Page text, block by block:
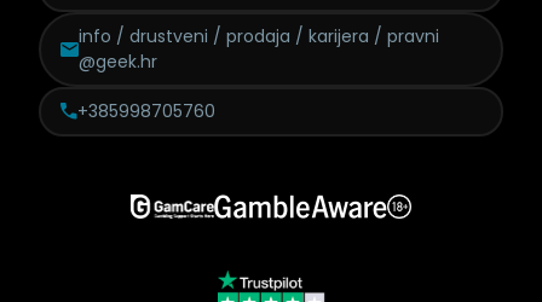
info / drustveni / prodaja / karijera / pravni
@geek.hr
+385998705760